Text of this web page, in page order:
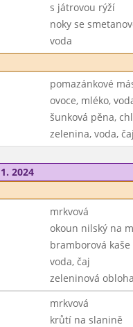
s játrovou rýží
noky se
voda
pomazánkové
ovoce, mléko,
šunková pěna,
zelenina, voda,
2024
mrkvová
okoun nilský na
bramborová kaše
voda, čaj
zeleninová
mrkvová
krůtí na slanině